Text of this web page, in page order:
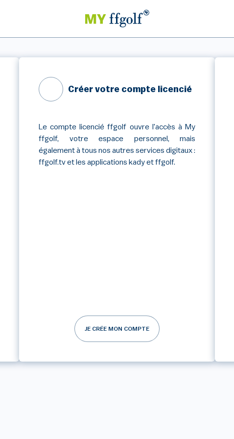
Créer votre compte licencié
Le compte licencié ffgolf ouvre l'accès à My
ffgolf, votre espace personnel, mais
également à tous nos autres services digitaux :
ffgolf.tv et les applications kady et ffgolf.
JE CRÉE MON COMPTE